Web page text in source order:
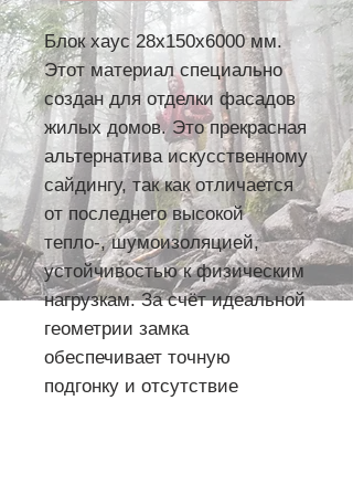
Блок хаус 28х150х6000 мм.
Этот материал специально
создан для отделки фасадов
жилых домов. Это прекрасная
альтернатива искусственному
сайдингу, так как отличается
от последнего высокой
тепло-, шумоизоляцией,
устойчивостью к физическим
нагрузкам. За счёт идеальной
геометрии замка
обеспечивает точную
подгонку и отсутствие